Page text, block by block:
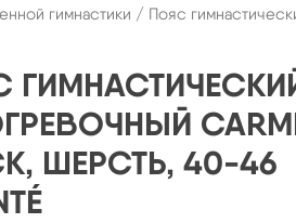
гимнастики / Пояс
ШЕРСТЬ, 40-46